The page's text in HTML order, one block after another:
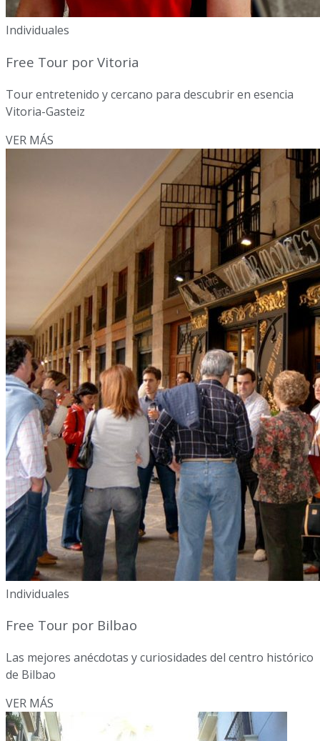
Individuales
Free Tour por Vitoria
Tour entretenido y cercano para descubrir en esencia
Vitoria-Gasteiz
VER MÁS
Individuales
Free Tour por Bilbao
Las mejores anécdotas y curiosidades del centro histórico
de Bilbao
VER MÁS